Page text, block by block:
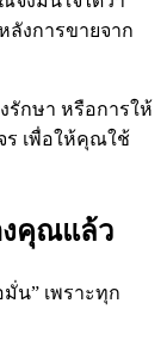
ลังการขายจาก
รักษา หรือการให้
ร เพื่อให้คุณใช้
งคุณแล้ว
น” เพราะทุก